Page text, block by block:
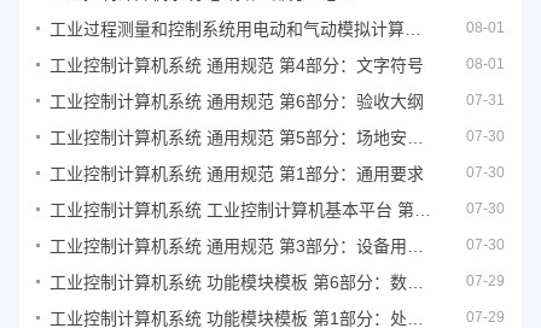
08-01
工业控制计算机系统 通用规范 第4部分：文字符号 08-01
工业控制计算机系统 通用规范 第6部分：验收大纲 07-31
07-30
工业控制计算机系统 通用规范 第1部分：通用要求 07-30
07-30
07-30
07-29
07-29